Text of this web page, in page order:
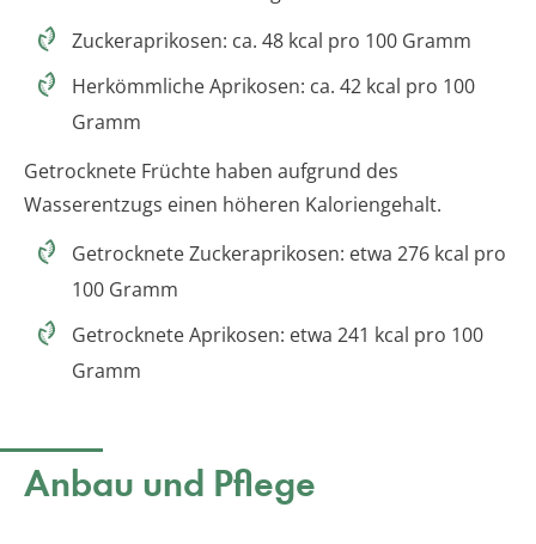
Zuckeraprikosen: ca. 48 kcal pro 100 Gramm
Herkömmliche Aprikosen: ca. 42 kcal pro 100
Gramm
Getrocknete Früchte haben aufgrund des
Wasserentzugs einen höheren Kaloriengehalt.
Getrocknete Zuckeraprikosen: etwa 276 kcal pro
100 Gramm
Getrocknete Aprikosen: etwa 241 kcal pro 100
Gramm
Anbau und Pflege